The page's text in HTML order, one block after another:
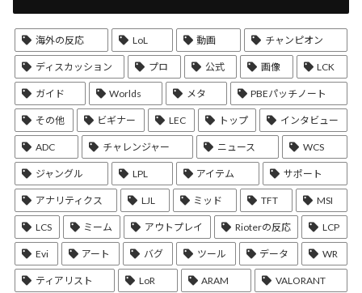
海外の反応 LoL 動画 チャンピオン
ディスカッション プロ 公式 画像 LCK
ガイド Worlds メタ PBEパッチノート
その他 ビギナー LEC トップ インタビュー
ADC チャレンジャー ニュース WCS
ジャングル LPL アイテム サポート
アナリティクス LJL ミッド TFT MSI
LCS ミーム アウトプレイ Rioterの反応 LCP
Evi アート バグ ツール データ WR
ティアリスト LoR ARAM VALORANT